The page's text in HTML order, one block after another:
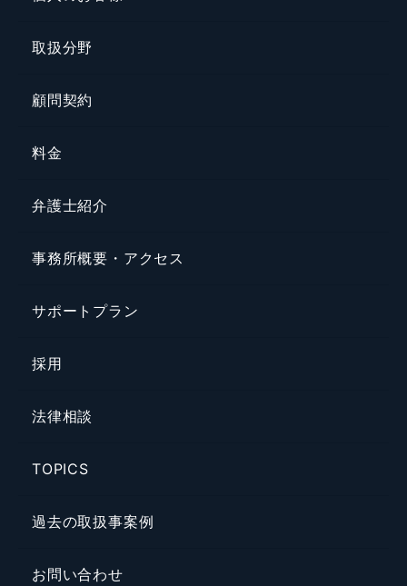
取扱分野
顧問契約
料金
弁護士紹介
事務所概要・アクセス
サポートプラン
採用
法律相談
TOPICS
過去の取扱事案例
お問い合わせ